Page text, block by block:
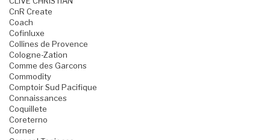
CnR Create
Coach
Cofinluxe
Collines de Provence
Cologne-Zation
Comme des Garcons
Commodity
Comptoir Sud Pacifique
Connaissances
Coquillete
Coreterno
Corner